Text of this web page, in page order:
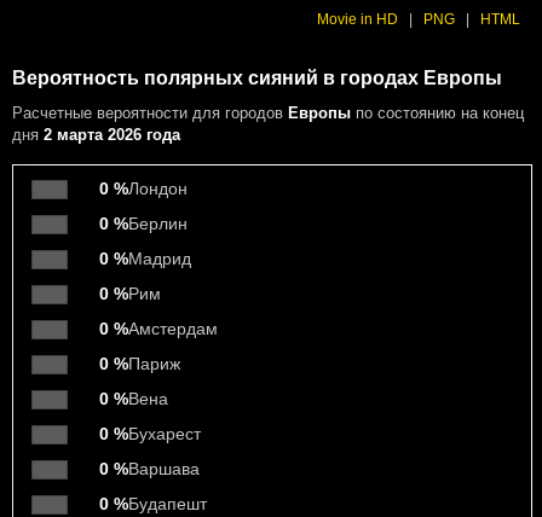
Movie in HD PNG HTML
Вероятность полярных сияний в городах Европы
Расчетные вероятности для городов Европы по состоянию на конец
дня 2 марта 2026 года
0 %Лондон
0 %Берлин
0 %Мадрид
0 %Рим
0 %Амстердам
0 %Париж
0 %Вена
0 %Бухарест
0 %Варшава
0 %Будапешт